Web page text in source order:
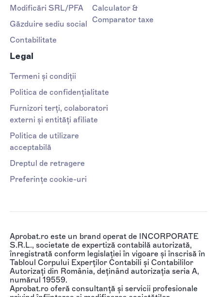
Modificări SRL/PFA
Găzduire sediu social
Contabilitate
Calculator &
Comparator taxe
Legal
Termeni și condiții
Politica de confidențialitate
Furnizori terți, colaboratori
externi și entități afiliate
Politica de utilizare
acceptabilă
Dreptul de retragere
Preferințe cookie-uri
Aprobat.ro este un brand operat de INCORPORATE
S.R.L., societate de expertiză contabilă autorizată,
înregistrată conform legislației în vigoare și înscrisă în
Tabloul Corpului Experților Contabili și Contabililor
Autorizați din România, deținând autorizația seria A,
numărul 19559.
Aprobat.ro oferă consultanță și servicii profesionale